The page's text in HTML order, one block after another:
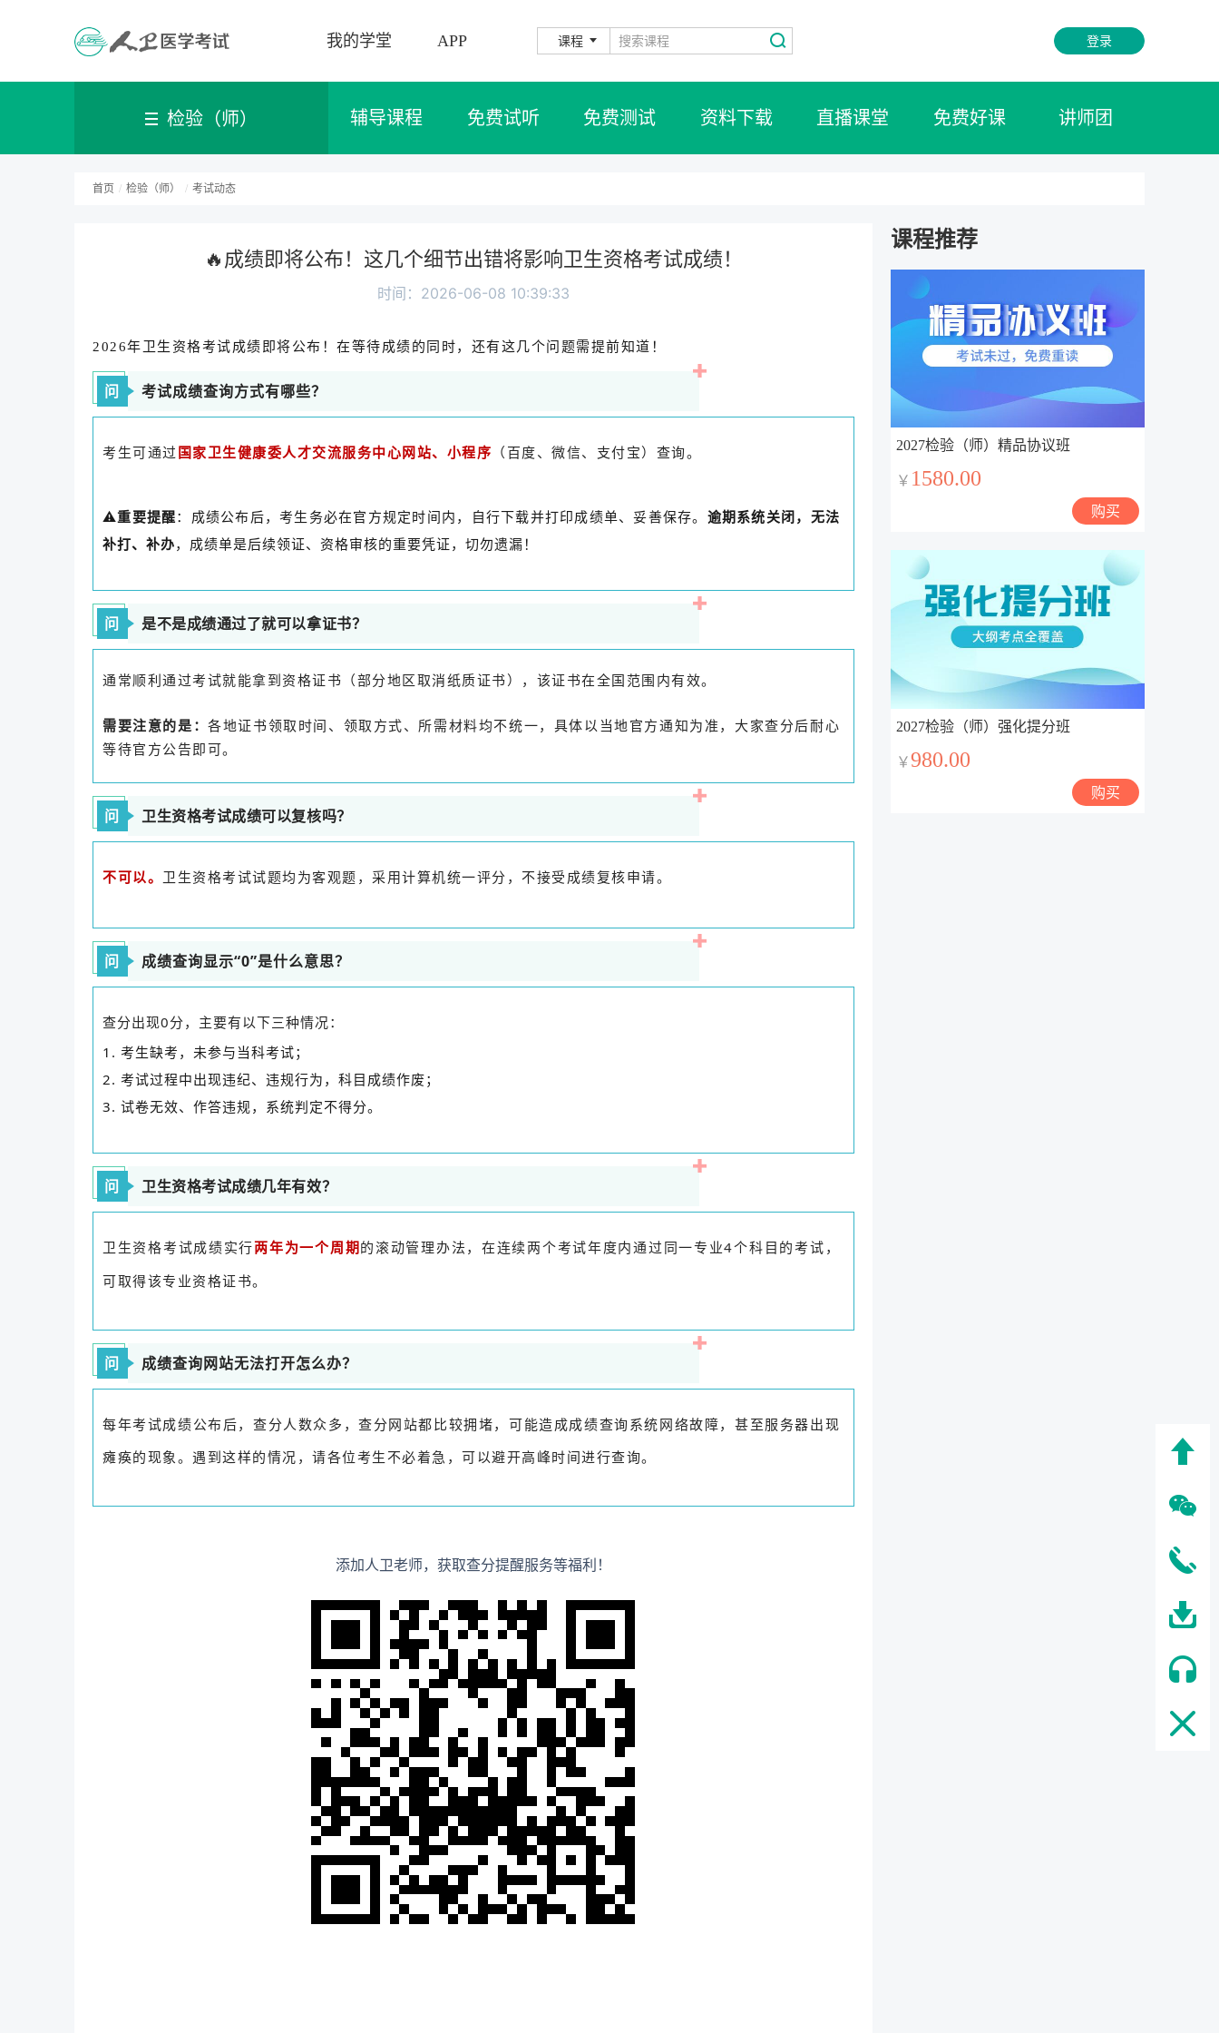
我的学堂 APP 课程 登录
检验（师） 辅导课程 免费试听 免费测试 资料下载 直播课堂 免费好课 讲师团
首页 / 检验（师） / 考试动态
🔥成绩即将公布！这几个细节出错将影响卫生资格考试成绩！
时间：2026-06-08 10:39:33
2026年卫生资格考试成绩即将公布！在等待成绩的同时，还有这几个问题需提前知道！
问 考试成绩查询方式有哪些？
考生可通过 国家卫生健康委人才交流服务中心网站、小程序 （百度、微信、支付宝）查询。
⚠️重要提醒：成绩公布后，考生务必在官方规定时间内，自行下载并打印成绩单、妥善保存。 逾期系统关闭，无法
补打、补办，成绩单是后续领证、资格审核的重要凭证，切勿遗漏！
问 是不是成绩通过了就可以拿证书？
通常顺利通过考试就能拿到资格证书（部分地区取消纸质证书），该证书在全国范围内有效。
需要注意的是：各地证书领取时间、领取方式、所需材料均不统一，具体以当地官方通知为准，大家查分后耐心
等待官方公告即可。
问 卫生资格考试成绩可以复核吗？
不可以。 卫生资格考试试题均为客观题，采用计算机统一评分，不接受成绩复核申请。
问 成绩查询显示“0”是什么意思？
查分出现0分，主要有以下三种情况：
1. 考生缺考，未参与当科考试；
2. 考试过程中出现违纪、违规行为，科目成绩作废；
3. 试卷无效、作答违规，系统判定不得分。
问 卫生资格考试成绩几年有效？
卫生资格考试成绩实行两年为一个周期 的滚动管理办法，在连续两个考试年度内通过同一专业4个科目的考试，
可取得该专业资格证书。
问 成绩查询网站无法打开怎么办？
每年考试成绩公布后，查分人数众多，查分网站都比较拥堵，可能造成成绩查询系统网络故障，甚至服务器出现
瘫痪的现象。遇到这样的情况，请各位考生不必着急，可以避开高峰时间进行查询。
添加人卫老师，获取查分提醒服务等福利！
课程推荐
2027检验（师）精品协议班
￥ 1580.00
购买
2027检验（师）强化提分班
￥980.00
购买